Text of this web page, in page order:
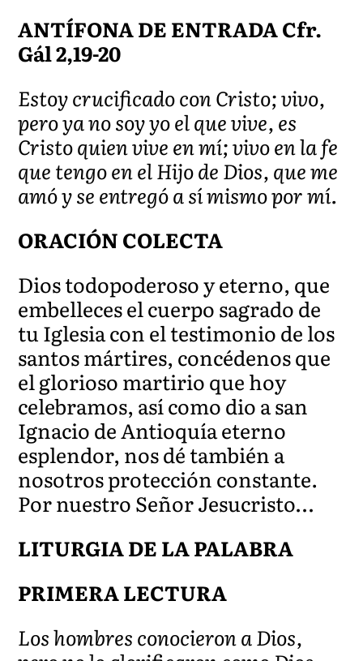
ANTÍFONA DE ENTRADA Cfr.
Gál 2,19-20
Estoy crucificado con Cristo; vivo,
pero ya no soy yo el que vive, es
Cristo quien vive en mí; vivo en la fe
que tengo en el Hijo de Dios, que me
amó y se entregó a sí mismo por mí.
ORACIÓN COLECTA
Dios todopoderoso y eterno, que
embelleces el cuerpo sagrado de
tu Iglesia con el testimonio de los
santos mártires, concédenos que
el glorioso martirio que hoy
celebramos, así como dio a san
Ignacio de Antioquía eterno
esplendor, nos dé también a
nosotros protección constante.
Por nuestro Señor Jesucristo…
LITURGIA DE LA PALABRA
PRIMERA LECTURA
Los hombres conocieron a Dios,